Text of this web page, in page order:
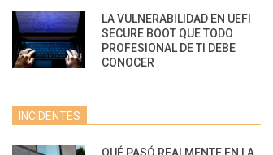
LA VULNERABILIDAD EN UEFI
SECURE BOOT QUE TODO
PROFESIONAL DE TI DEBE
CONOCER
INCIDENTES
QUÉ PASÓ REALMENTE EN LA